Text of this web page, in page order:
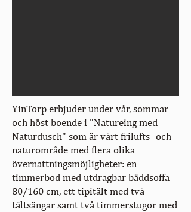
YinTorp erbjuder under vår, sommar
och höst boende i "Natureing med
Naturdusch" som är vårt frilufts- och
naturområde med flera olika
övernattningsmöjligheter: en
timmerbod med utdragbar bäddsoffa
80/160 cm, ett tipitält med två
tältsängar samt två timmerstugor med